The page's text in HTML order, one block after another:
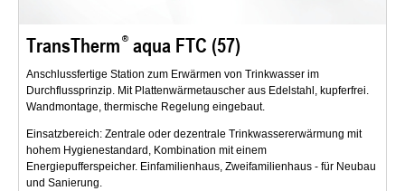
TransTherm aqua FTC (57)
Anschlussfertige Station zum Erwärmen von Trinkwasser im
Durchflussprinzip. Mit Plattenwärmetauscher aus Edelstahl, kupferfrei.
Wandmontage, thermische Regelung eingebaut.
Einsatzbereich: Zentrale oder dezentrale Trinkwassererwärmung mit
hohem Hygienestandard, Kombination mit einem
Energiepufferspeicher. Einfamilienhaus, Zweifamilienhaus - für Neubau
und Sanierung.